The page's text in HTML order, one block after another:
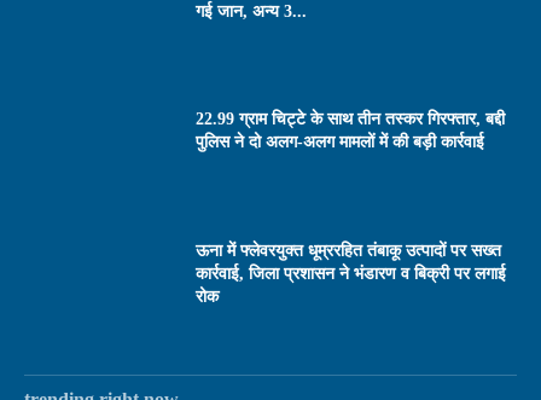
गई जान, अन्य 3...
22.99 ग्राम चिट्टे के साथ तीन तस्कर गिरफ्तार, बद्दी
पुलिस ने दो अलग-अलग मामलों में की बड़ी कार्रवाई
ऊना में फ्लेवरयुक्त धूम्ररहित तंबाकू उत्पादों पर सख्त
कार्रवाई, जिला प्रशासन ने भंडारण व बिक्री पर लगाई
रोक